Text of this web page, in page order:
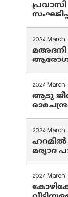
2024 March
മഅദനി
2024 March
ആടു
2024 March
ഹറമില്‍
മര്യാദ
2024 March